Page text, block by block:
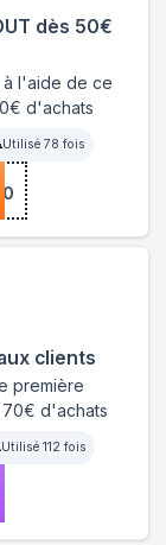
dès 50€
à l'aide de ce
d'achats
Utilisé 78 fois
clients
première
70€ d'achats
Utilisé 112 fois